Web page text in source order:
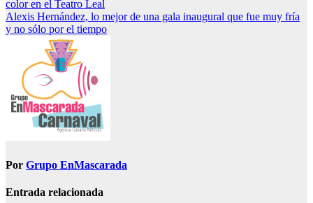
de
entradas
color en el Teatro Leal
Alexis Hernández, lo mejor de una gala inaugural que fue muy fría
y no sólo por el tiempo
Por Grupo EnMascarada
Entrada relacionada